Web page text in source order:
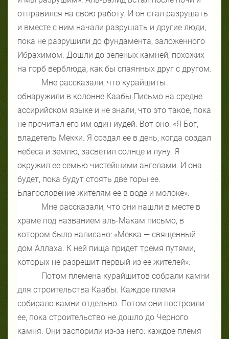
отправился на свою работу. И он стал разрушать
и вместе с ним начали разрушать и другие люди,
пока не разрушили до фундамента, заложенного
Ибрахимом. Дошли до зеленых камней, похожих
на горб верблюда, как бы спаянных друг с другом.
Мне рассказали, что курайшиты
обнаружили в колонне Каабы Письмо на средне
ассирийском языке и не знали, что это такое, пока
не прочитал его им один иудей. Вот оно: «Я Бог,
владетель Мекки. Я создал ее в день, когда создал
небеса и землю, засветил солнце и луну. Я
окружил ее семью чистейшими ангелами. И она
будет, пока будут стоять две горы ее.
Благословение жителям ее в воде и молоке».
Мне рассказали, что они нашли в месте в
храме под названием аль-Макам письмо, в
котором было написано: «Мекка — священный
дом Аллаха. К ней пища придет тремя путями,
которых не разрешит первый из ее жителей».
Потом племена курайшитов собрали камни
для строительства Каабы. Каждое племя
собирало камни отдельно. Потом они построили
ее, пока строительство не дошло до Черного
камня. Они заспорили из-за него: каждое племя